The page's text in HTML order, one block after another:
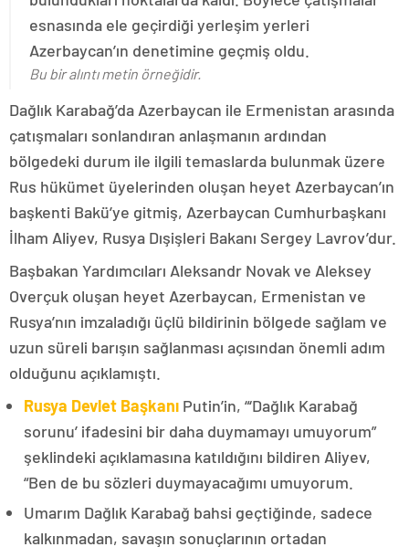
esnasında ele geçirdiği yerleşim yerleri
Azerbaycan’ın denetimine geçmiş oldu.
Bu bir alıntı metin örneğidir.
Dağlık Karabağ’da Azerbaycan ile Ermenistan arasında
çatışmaları sonlandıran anlaşmanın ardından
bölgedeki durum ile ilgili temaslarda bulunmak üzere
Rus hükümet üyelerinden oluşan heyet Azerbaycan’ın
başkenti Bakü’ye gitmiş, Azerbaycan Cumhurbaşkanı
İlham Aliyev, Rusya Dışişleri Bakanı Sergey Lavrov’dur.
Başbakan Yardımcıları Aleksandr Novak ve Aleksey
Overçuk oluşan heyet Azerbaycan, Ermenistan ve
Rusya’nın imzaladığı üçlü bildirinin bölgede sağlam ve
uzun süreli barışın sağlanması açısından önemli adım
olduğunu açıklamıştı.
Rusya Devlet Başkanı Putin’in, “‘Dağlık Karabağ
sorunu’ ifadesini bir daha duymamayı umuyorum”
şeklindeki açıklamasına katıldığını bildiren Aliyev,
“Ben de bu sözleri duymayacağımı umuyorum.
Umarım Dağlık Karabağ bahsi geçtiğinde, sadece
kalkınmadan, savaşın sonuçlarının ortadan